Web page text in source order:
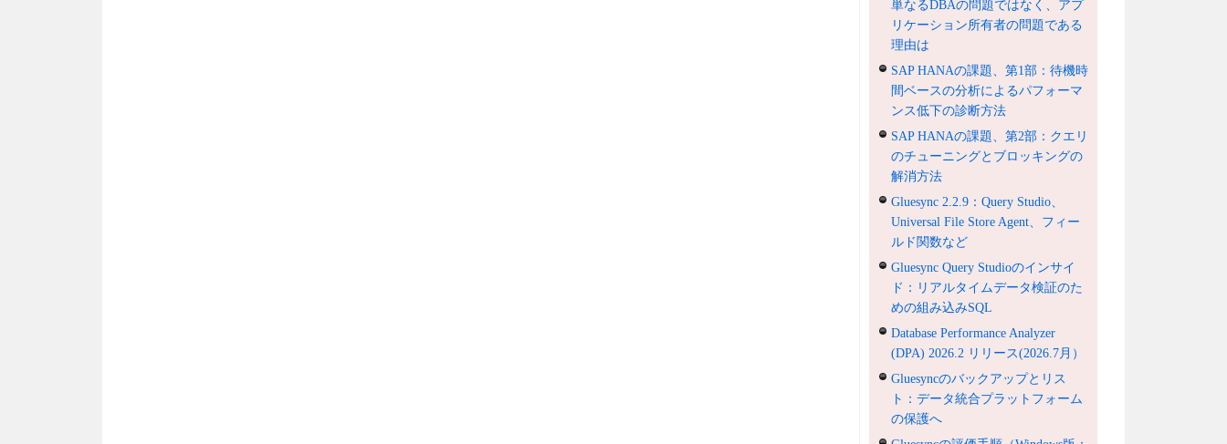
単なるDBAの問題ではなく、アプ
リケーション所有者の問題である
理由は
SAP HANAの課題、第1部：待機時
間ベースの分析によるパフォーマ
ンス低下の診断方法
SAP HANAの課題、第2部：クエリ
のチューニングとブロッキングの
解消方法
Gluesync 2.2.9：Query Studio、
Universal File Store Agent、フィー
ルド関数など
Gluesync Query Studioのインサイ
ド：リアルタイムデータ検証のた
めの組み込みSQL
Database Performance Analyzer
(DPA) 2026.2 リリース(2026.7月）
Gluesyncのバックアップとリス
ト：データ統合プラットフォーム
の保護へ